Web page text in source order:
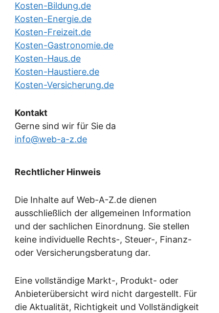
Kosten-Bildung.de
Kosten-Energie.de
Kosten-Freizeit.de
Kosten-Gastronomie.de
Kosten-Haus.de
Kosten-Haustiere.de
Kosten-Versicherung.de
Kontakt
Gerne sind wir für Sie da
info@web-a-z.de
Rechtlicher Hinweis
Die Inhalte auf Web-A-Z.de dienen
ausschließlich der allgemeinen Information
und der sachlichen Einordnung. Sie stellen
keine individuelle Rechts-, Steuer-, Finanz-
oder Versicherungsberatung dar.
Eine vollständige Markt-, Produkt- oder
Anbieterübersicht wird nicht dargestellt. Für
die Aktualität, Richtigkeit und Vollständigkeit